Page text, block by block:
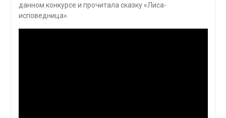
данном конкурсе и прочитала сказку «Лиса-
исповедница».